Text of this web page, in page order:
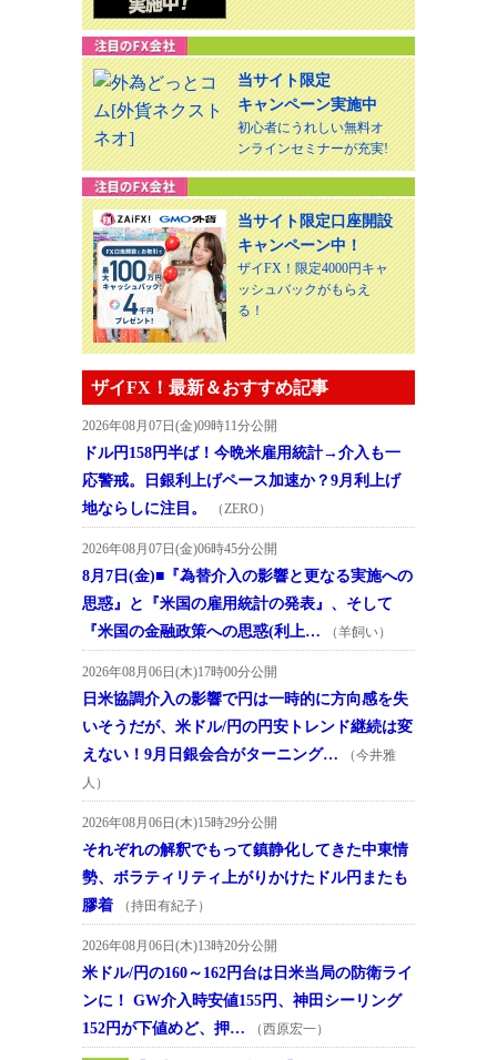
当サイト限定
キャンペーン実施中
初心者にうれしい無料オ
ンラインセミナーが充実!
当サイト限定口座開設
キャンペーン中！
ザイFX！限定4000円キャ
ッシュバックがもらえ
る！
ザイFX！最新＆おすすめ記事
2026年08月07日(金)09時11分公開
ドル円158円半ば！今晩米雇用統計→介入も一
応警戒。日銀利上げペース加速か？9月利上げ
地ならしに注目。
（ZERO）
2026年08月07日(金)06時45分公開
8月7日(金)■『為替介入の影響と更なる実施への
思惑』と『米国の雇用統計の発表』、そして
『米国の金融政策への思惑(利上…
（羊飼い）
2026年08月06日(木)17時00分公開
日米協調介入の影響で円は一時的に方向感を失
いそうだが、米ドル/円の円安トレンド継続は変
えない！9月日銀会合がターニング…
（今井雅
人）
2026年08月06日(木)15時29分公開
それぞれの解釈でもって鎮静化してきた中東情
勢、ボラティリティ上がりかけたドル円またも
膠着
（持田有紀子）
2026年08月06日(木)13時20分公開
米ドル/円の160～162円台は日米当局の防衛ライ
ンに！ GW介入時安値155円、神田シーリング
152円が下値めど、押…
（西原宏一）